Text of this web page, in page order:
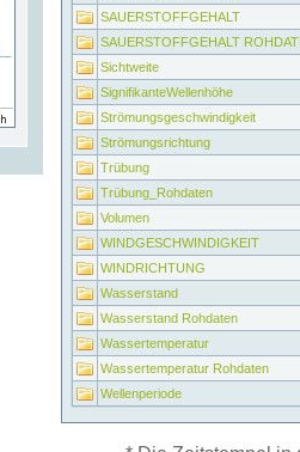
SAUERSTOFFGEHALT
SAUERSTOFFGEHALT
Sichtweite
SignifikanteWellenhöhe
Strömungsgeschwindigkeit
Strömungsrichtung
Trübung
Trübung_Rohdaten
Volumen
WINDGESCHWINDIGKEIT
WINDRICHTUNG
Wasserstand
Wasserstand Rohdaten
Wassertemperatur
Wassertemperatur Rohdaten
Wellenperiode